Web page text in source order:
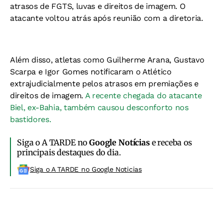
atrasos de FGTS, luvas e direitos de imagem. O
atacante voltou atrás após reunião com a diretoria.
Além disso, atletas como Guilherme Arana, Gustavo
Scarpa e Igor Gomes notificaram o Atlético
extrajudicialmente pelos atrasos em premiações e
direitos de imagem. A recente chegada do atacante
Biel, ex-Bahia, também causou desconforto nos
bastidores.
Siga o A TARDE noGoogle Notíciase receba os
principais destaques do dia.
Siga o A TARDE no Google Noticias